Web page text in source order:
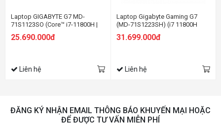
Laptop GIGABYTE G7 MD-
71S1123SO (Core™ i7-11800H |
17.3 inch FHD | Win 11 | Đen)
25.690.000đ
Liên hệ
Laptop Gigabyte Gaming G7
(MD-71S1223SH) (i7 11800H
SSD/RTX3050Ti 4G/17.3 inch
31.699.000đ
Liên hệ
ĐĂNG KÝ NHẬN EMAIL THÔNG BÁO KHUYẾN MẠI HOẶC
ĐỂ ĐƯỢC TƯ VẤN MIỄN PHÍ